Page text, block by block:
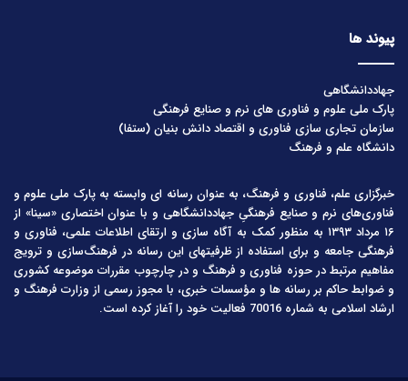
پیوند ها
جهاددانشگاهی
پارک ملی علوم و فناوری های نرم و صنایع فرهنگی
سازمان تجاری سازی فناوری و اقتصاد دانش بنیان (ستفا)
دانشگاه علم و فرهنگ
خبرگزاری علم، فناوری و فرهنگ، به عنوان رسانه ای وابسته به پارک ملی علوم و
فناوری‌های نرم و صنایع فرهنگیِ جهاددانشگاهی و با عنوان اختصاری «سینا» از
۱۶ مرداد ۱۳۹۳ به منظور کمک به آگاه سازی و ارتقای اطلاعات علمی، فناوری و
فرهنگی جامعه و برای استفاده از ظرفیتهای این رسانه در فرهنگ‌سازی و ترویج
مفاهیم مرتبط در حوزه فناوری و فرهنگ و در چارچوب مقررات موضوعه کشوری
و ضوابط حاکم بر رسانه ها و مؤسسات خبری، با مجوز رسمی از وزارت فرهنگ و
ارشاد اسلامی به شماره 70016 فعالیت خود را آغاز کرده است.